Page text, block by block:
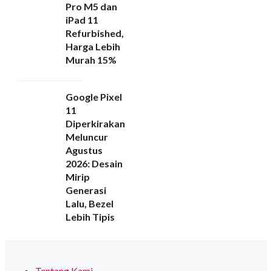
Pro M5 dan
iPad 11
Refurbished,
Harga Lebih
Murah 15%
Google Pixel
11
Diperkirakan
Meluncur
Agustus
2026: Desain
Mirip
Generasi
Lalu, Bezel
Lebih Tipis